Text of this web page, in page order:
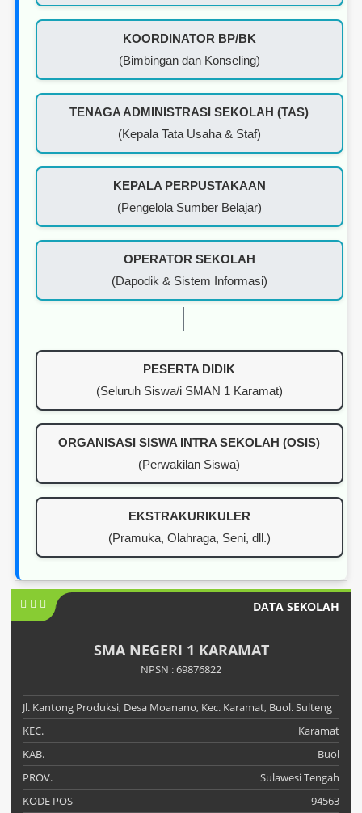
KOORDINATOR BP/BK
(Bimbingan dan Konseling)
TENAGA ADMINISTRASI SEKOLAH (TAS)
(Kepala Tata Usaha & Staf)
KEPALA PERPUSTAKAAN
(Pengelola Sumber Belajar)
OPERATOR SEKOLAH
(Dapodik & Sistem Informasi)
PESERTA DIDIK
(Seluruh Siswa/i SMAN 1 Karamat)
ORGANISASI SISWA INTRA SEKOLAH (OSIS)
(Perwakilan Siswa)
EKSTRAKURIKULER
(Pramuka, Olahraga, Seni, dll.)
DATA SEKOLAH
SMA NEGERI 1 KARAMAT
NPSN : 69876822
Jl. Kantong Produksi, Desa Moanano, Kec. Karamat, Buol. Sulteng
KEC.
Karamat
KAB.
Buol
PROV.
Sulawesi Tengah
KODE POS
94563